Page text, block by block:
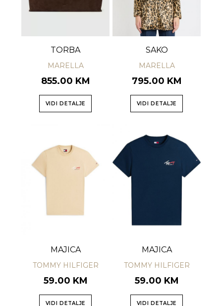
TORBA
MARELLA
855.00 KM
VIDI DETALJE
SAKO
MARELLA
795.00 KM
VIDI DETALJE
MAJICA
TOMMY HILFIGER
59.00 KM
VIDI DETALJE
MAJICA
TOMMY HILFIGER
59.00 KM
VIDI DETALJE